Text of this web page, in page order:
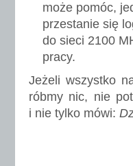
może pomóc,
przestanie się
do sieci 2100
pracy.
Jeżeli wszystko
róbmy nic, nie
i nie tylko mówi: